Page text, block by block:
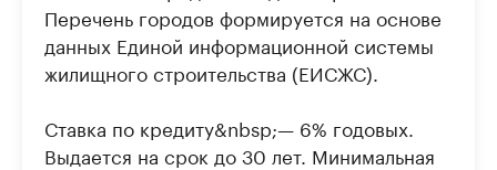
Перечень городов формируется на основе
данных Единой информационной системы
жилищного строительства (ЕИСЖС).
Ставка по кредиту&nbsp;— 6% годовых.
Выдается на срок до 30 лет. Минимальная